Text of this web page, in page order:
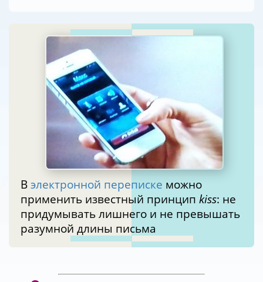
В электронной переписке можно
применить известный принцип kiss: не
придумывать лишнего и не превышать
разумной длины письма